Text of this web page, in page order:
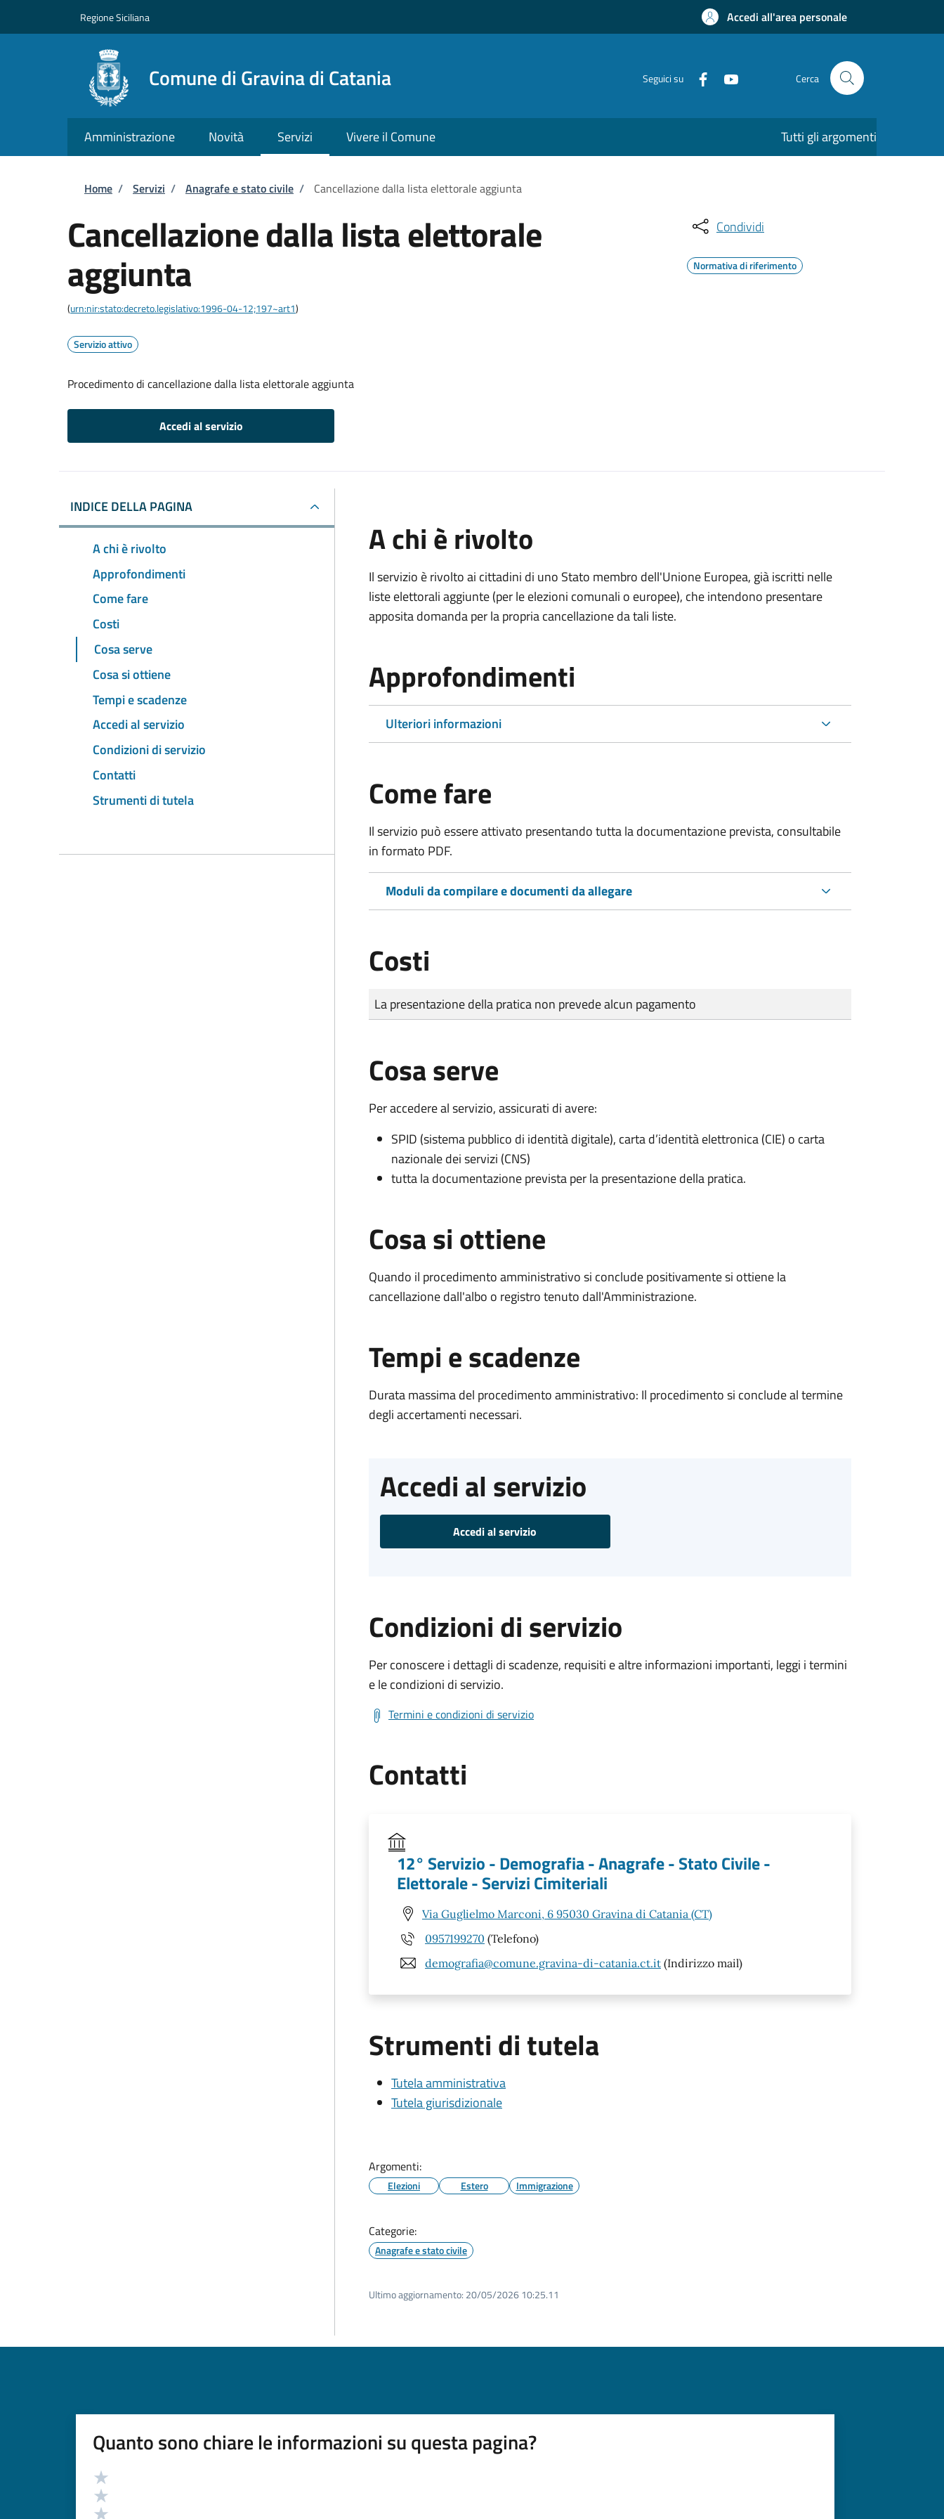
Regione Siciliana Accedi all'area personale
Comune di Gravina di Catania Seguici su Cerca
Amministrazione Novità Servizi Vivere il Comune Tutti gli argomenti
Briciole di pane
Home / Servizi / Anagrafe e stato civile / Cancellazione dalla lista elettorale aggiunta
Cancellazione dalla lista elettorale
aggiunta
(urn:nir:stato:decreto.legislativo:1996-04-12;197~art1)
Servizio attivo
Procedimento di cancellazione dalla lista elettorale aggiunta
Accedi al servizio
Condividi
Normativa di riferimento
INDICE DELLA PAGINA
A chi è rivolto
Approfondimenti
Come fare
Costi
Cosa serve
Cosa si ottiene
Tempi e scadenze
Accedi al servizio
Condizioni di servizio
Contatti
Strumenti di tutela
A chi è rivolto
Il servizio è rivolto ai cittadini di uno Stato membro dell'Unione Europea, già iscritti nelle
liste elettorali aggiunte (per le elezioni comunali o europee), che intendono presentare
apposita domanda per la propria cancellazione da tali liste.
Approfondimenti
Ulteriori informazioni
Come fare
Il servizio può essere attivato presentando tutta la documentazione prevista, consultabile
in formato PDF.
Moduli da compilare e documenti da allegare
Costi
Tipo di pagamento
Importo
La presentazione della pratica non prevede alcun pagamento
Cosa serve
Per accedere al servizio, assicurati di avere:
SPID (sistema pubblico di identità digitale), carta d’identità elettronica (CIE) o carta
nazionale dei servizi (CNS)
tutta la documentazione prevista per la presentazione della pratica.
Cosa si ottiene
Quando il procedimento amministrativo si conclude positivamente si ottiene la
cancellazione dall'albo o registro tenuto dall'Amministrazione.
Tempi e scadenze
Durata massima del procedimento amministrativo: Il procedimento si conclude al termine
degli accertamenti necessari.
Accedi al servizio
Accedi al servizio
Condizioni di servizio
Per conoscere i dettagli di scadenze, requisiti e altre informazioni importanti, leggi i termini
e le condizioni di servizio.
Termini e condizioni di servizio
Contatti
12° Servizio - Demografia - Anagrafe - Stato Civile -
Elettorale - Servizi Cimiteriali
Via Guglielmo Marconi, 6 95030 Gravina di Catania (CT)
0957199270 (Telefono)
demografia@comune.gravina-di-catania.ct.it (Indirizzo mail)
Strumenti di tutela
Tutela amministrativa
Tutela giurisdizionale
Argomenti:
Elezioni Estero Immigrazione
Categorie:
Anagrafe e stato civile
Ultimo aggiornamento: 20/05/2026 10:25.11
Quanto sono chiare le informazioni su questa pagina?
Valutazione